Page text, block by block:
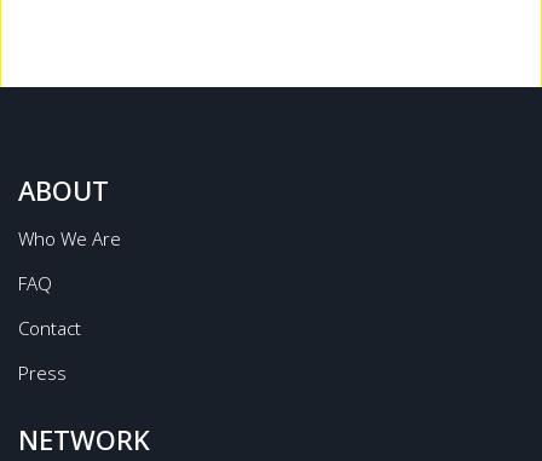
관련자료
ABOUT
Who We Are
FAQ
Contact
Press
NETWORK